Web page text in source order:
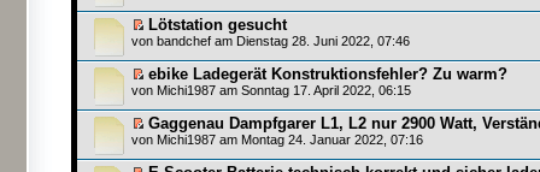
Lötstation gesucht
von bandchef am Dienstag 28. Juni 2022, 07:46
ebike Ladegerät Konstruktionsfehler? Zu warm?
von Michi1987 am Sonntag 17. April 2022, 06:15
Gaggenau Dampfgarer L1, L2 nur 2900 Watt,
von Michi1987 am Montag 24. Januar 2022, 07:16